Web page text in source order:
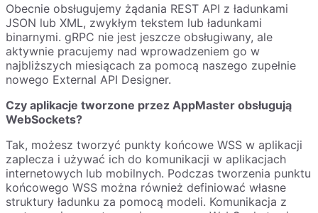
Obecnie obsługujemy żądania REST API z ładunkami
JSON lub XML, zwykłym tekstem lub ładunkami
binarnymi. gRPC nie jest jeszcze obsługiwany, ale
aktywnie pracujemy nad wprowadzeniem go w
najbliższych miesiącach za pomocą naszego zupełnie
nowego External API Designer.
Czy aplikacje tworzone przez AppMaster obsługują
WebSockets?
Tak, możesz tworzyć punkty końcowe WSS w aplikacji
zaplecza i używać ich do komunikacji w aplikacjach
internetowych lub mobilnych. Podczas tworzenia punktu
końcowego WSS można również definiować własne
struktury ładunku za pomocą modeli. Komunikacja z